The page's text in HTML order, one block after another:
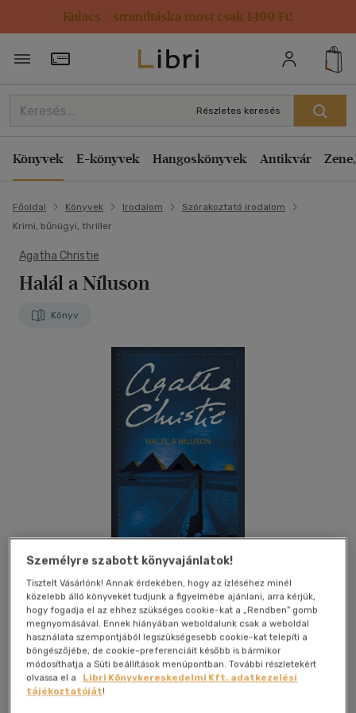
Kulacs / strandtáska most csak 1499 Ft!
Törzsvásárlói Kártya adatai
Részletes keresés
Könyvek E-könyvek Hangoskönyvek Antikvár
Főoldal Könyvek Irodalom
Szórakoztató irodalom
Krimi, bűnügyi, thriller
Agatha Christie
Halál a Níluson
Könyv
Kívánságlistához adom Megosztom
(9 vélemény)
Helikon Kiadó|2026|magyar nyelvű|puhatáblás,
ragasztókötött|
Személyre szabott könyvajánlatok!
Tisztelt Vásárlónk! Annak érdekében, hogy az ízléséhez minél
közelebb álló könyveket tudjunk a figyelmébe ajánlani, arra kérjük,
hogy fogadja el az ehhez szükséges cookie-kat a „Rendben” gomb
megnyomásával. Ennek hiányában weboldalunk csak a weboldal
használata szempontjából legszükségesebb cookie-kat telepíti a
böngészőjébe, de cookie-preferenciáit később is bármikor
módosíthatja a Süti beállítások menüpontban. További részletekért
olvassa el a
Libri Könyvkereskedelmi Kft. adatkezelési
tájékoztatóját!